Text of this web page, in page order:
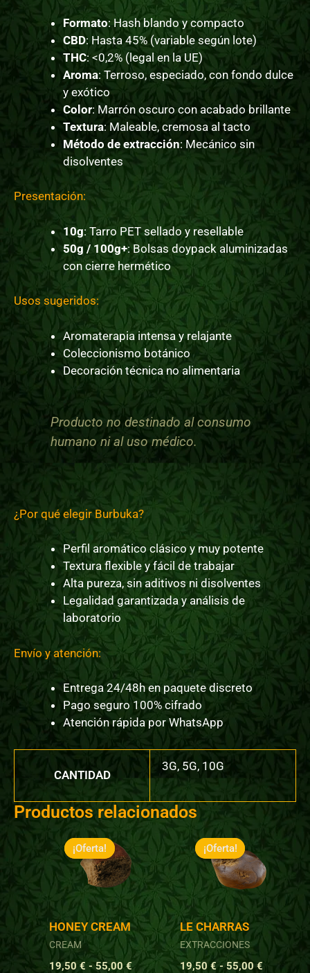
Formato: Hash blando y compacto
CBD: Hasta 45% (variable según lote)
THC: <0,2% (legal en la UE)
Aroma: Terroso, especiado, con fondo dulce
y exótico
Color: Marrón oscuro con acabado brillante
Textura: Maleable, cremosa al tacto
Método de extracción: Mecánico sin
disolventes
Presentación:
10g: Tarro PET sellado y resellable
50g / 100g+: Bolsas doypack aluminizadas
con cierre hermético
Usos sugeridos:
Aromaterapia intensa y relajante
Coleccionismo botánico
Decoración técnica no alimentaria
Producto no destinado al consumo
humano ni al uso médico.
¿Por qué elegir Burbuka?
Perfil aromático clásico y muy potente
Textura flexible y fácil de trabajar
Alta pureza, sin aditivos ni disolventes
Legalidad garantizada y análisis de
laboratorio
Envío y atención:
Entrega 24/48h en paquete discreto
Pago seguro 100% cifrado
Atención rápida por WhatsApp
CANTIDAD
3G, 5G, 10G
Productos relacionados
¡Oferta!
¡Oferta!
HONEY CREAM
CREAM
19,50 € - 55,00€
Rango
de
precios:
desde
19,50 €
hasta
55,00 €
¡Oferta!
¡Oferta!
LE CHARRAS
EXTRACCIONES
19,50 € - 55,00€
desde
19,50 €
55,00 €